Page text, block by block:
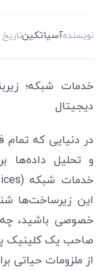
نویسندهآسیاتکینتاریخ
خدمات شبکه؛
دیجیتال
در دنیایی که تمام
و تحلیل داده‌ها
این زیرساخت‌ها
خصوصی باشید،
صاحب یک کلینیک
از ملزومات حیاتی